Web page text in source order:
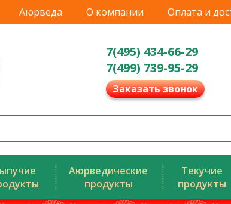
Аюрведа О компании Оплата и
7(495) 434-66-29
7(499) 739-95-29
Заказать звонок
Аюрведические
продукты
Текучие
продукты